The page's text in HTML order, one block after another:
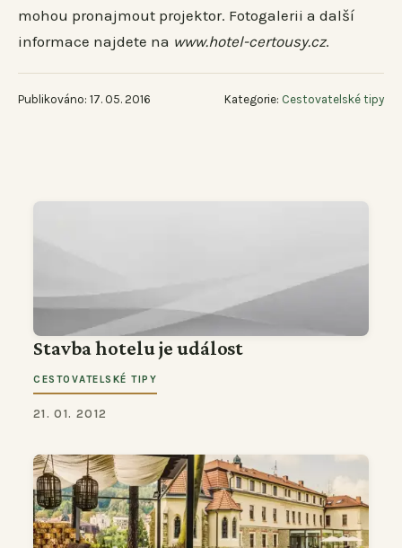
mohou pronajmout projektor. Fotogalerii a další
informace najdete na www.hotel-certousy.cz.
Publikováno: 17. 05. 2016 Kategorie: Cestovatelské tipy
Stavba hotelu je událost
CESTOVATELSKÉ TIPY
21. 01. 2012